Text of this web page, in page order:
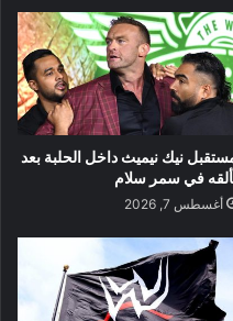
نيك نيميث داخل الحلبة بعد
في سمر سلام
أغسطس 7, 2026